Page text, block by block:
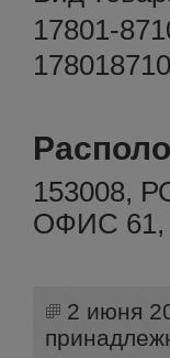
17801-
153008,
ОФИС 61,
2 июня